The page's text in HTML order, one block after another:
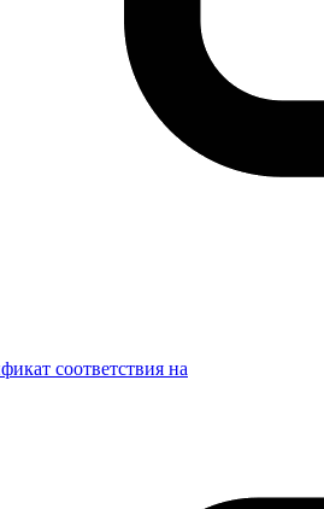
соответствия на